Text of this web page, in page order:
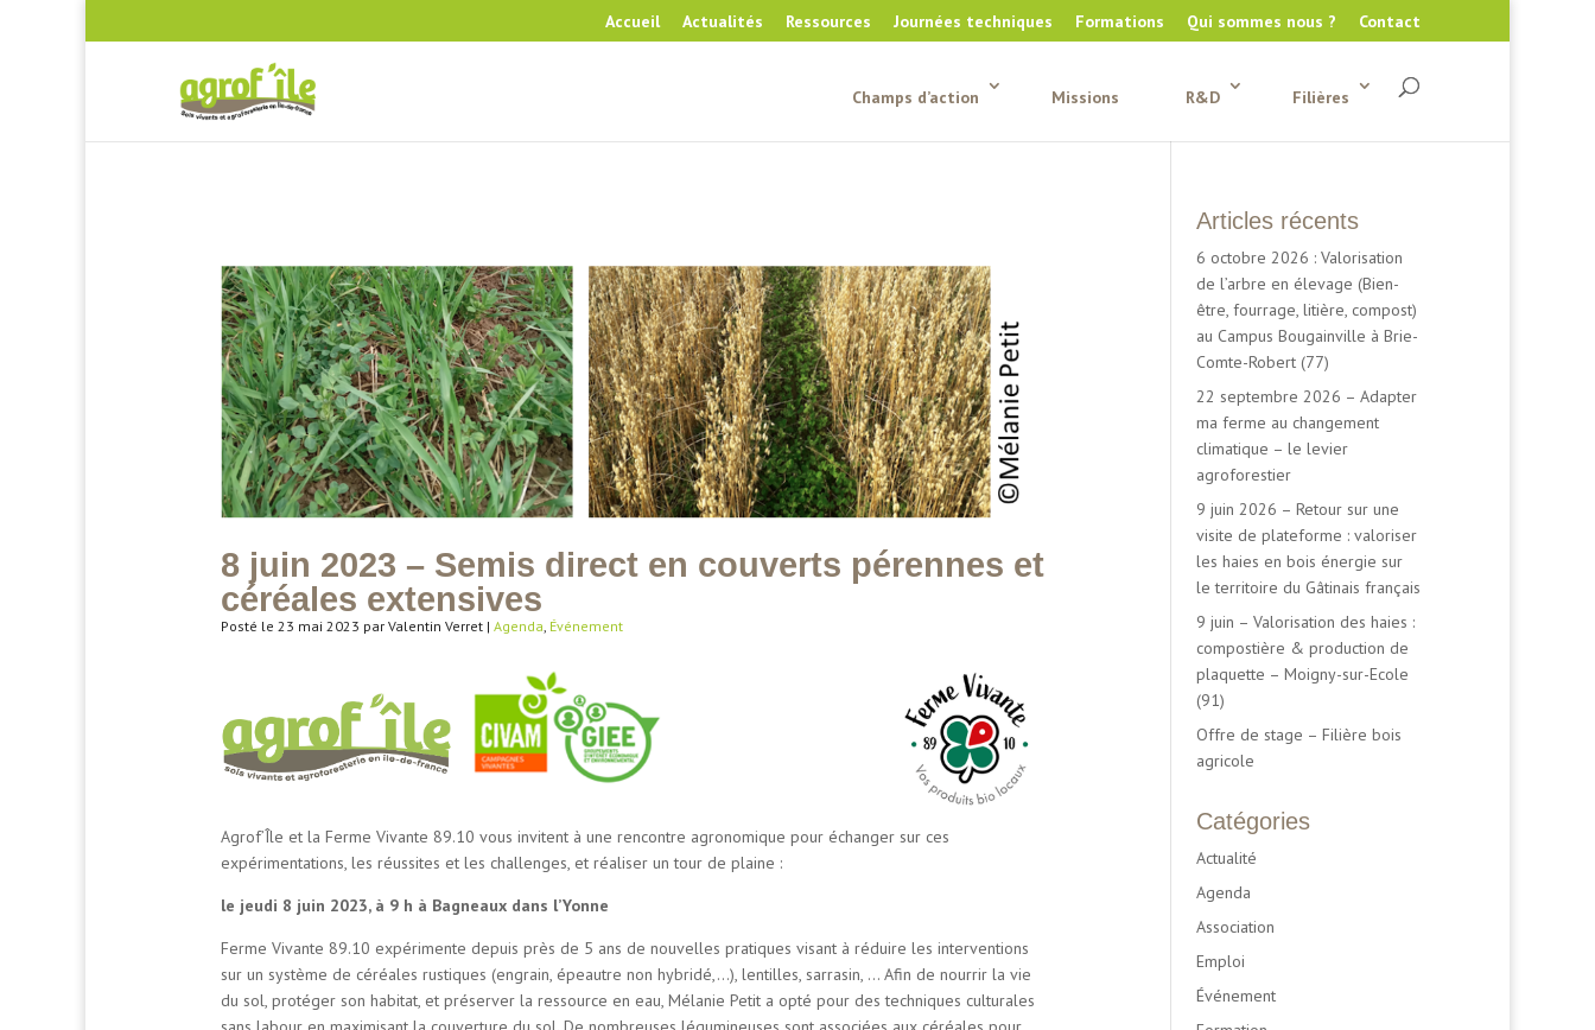
Accueil Actualités Ressources Journées techniques Formations Qui sommes nous ? Contact
Champs d’action Missions R&D Filières
8 juin 2023 – Semis direct en couverts pérennes et
céréales extensives
Posté le 23 mai 2023 par Valentin Verret | Agenda Événement
Agrof’Île et la Ferme Vivante 89.10 vous invitent à une rencontre agronomique pour échanger sur ces
expérimentations, les réussites et les challenges, et réaliser un tour de plaine :
le jeudi 8 juin 2023, à 9 h à Bagneaux dans l’Yonne
Ferme Vivante 89.10 expérimente depuis près de 5 ans de nouvelles pratiques visant à réduire les interventions
sur un système de céréales rustiques (engrain, épeautre non hybridé,…), lentilles, sarrasin, … Afin de nourrir la vie
du sol, protéger son habitat, et préserver la ressource en eau, Mélanie Petit a opté pour des techniques culturales
Articles récents
6 octobre 2026 : Valorisation
de l’arbre en élevage (Bien-
être, fourrage, litière, compost)
au Campus Bougainville à Brie-
Comte-Robert (77)
22 septembre 2026 – Adapter
ma ferme au changement
climatique – le levier
agroforestier
9 juin 2026 – Retour sur une
visite de plateforme : valoriser
les haies en bois énergie sur
le territoire du Gâtinais français
9 juin – Valorisation des haies :
compostière & production de
plaquette – Moigny-sur-Ecole
(91)
Offre de stage – Filière bois
agricole
Catégories
Actualité
Agenda
Association
Emploi
Événement